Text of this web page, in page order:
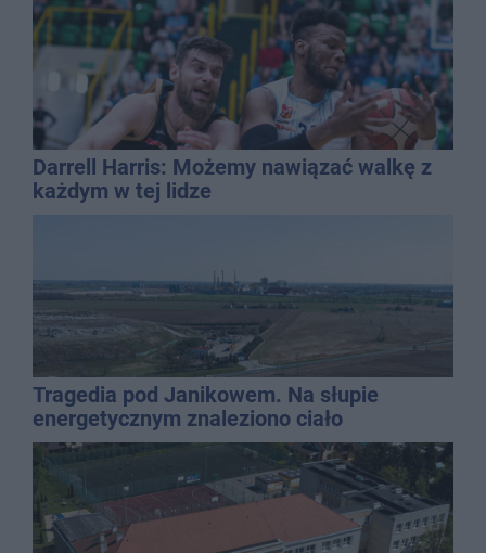
Darrell Harris: Możemy nawiązać walkę z
każdym w tej lidze
Tragedia pod Janikowem. Na słupie
energetycznym znaleziono ciało
mężczyzny